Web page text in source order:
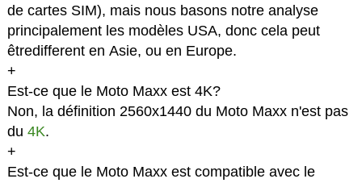
de cartes SIM), mais nous basons notre analyse
principalement les modèles USA, donc cela peut
êtredifferent en Asie, ou en Europe.
+
Est-ce que le Moto Maxx est 4K?
Non, la définition 2560x1440 du Moto Maxx n'est pas
du 4K.
+
Est-ce que le Moto Maxx est compatible avec le